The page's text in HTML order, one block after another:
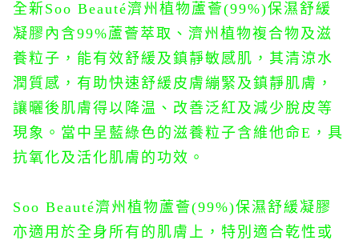
全新Soo Beauté濟州植物蘆薈(99%)保濕舒緩
凝膠內含99%蘆薈萃取、 濟州植物複合物及滋
養粒子，能有效舒緩及鎮靜敏感肌，其清涼水
潤質感，有助快速舒緩皮膚繃緊及鎮靜肌膚，
讓曬後肌膚得以降温、改善泛紅及減少脫皮等
現象。 當中呈藍綠色的滋養粒子含維他命E，具
抗氧化及活化肌膚的功效。
Soo Beauté濟州植物蘆薈(99%)保濕舒緩凝膠
亦適用於全身所有的肌膚上，特別適合乾性或